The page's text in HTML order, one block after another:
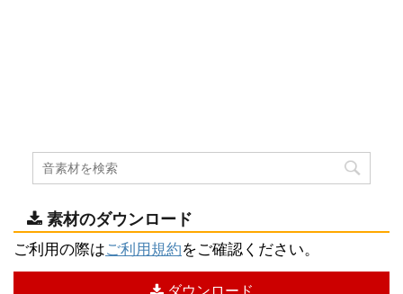
素材のダウンロード
ご利用の際はご利用規約をご確認ください。
ダウンロード